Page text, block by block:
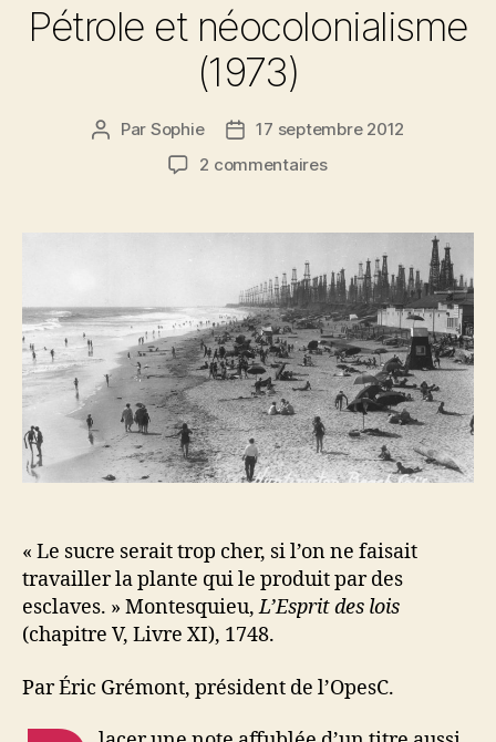
Pétrole et néocolonialisme
(1973)
Auteur
Par Sophie
Date17 septembre 2012
2 commentairessur
néocolonialisme
(1973)
« Le sucre serait trop cher, si l’on ne faisait
travailler la plante qui le produit par des
esclaves. » Montesquieu,L’Esprit des lois
(chapitre V, Livre XI), 1748.
Par Éric Grémont, président de l’OpesC.